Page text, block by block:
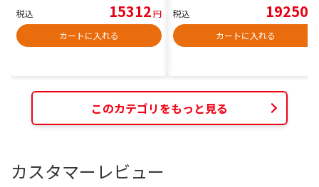
税込 15312円
カートに入れる
税込 19250
カートに入れる
このカテゴリをもっと見る
カスタマーレビュー